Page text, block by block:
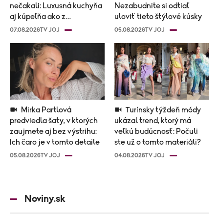
nečakali: Luxusná kuchyňa
aj kúpeľňa ako z
novostavby!
07.08.2026TV JOJ
Nezabudnite si odtiaľ
uloviť tieto štýlové kúsky
05.08.2026TV JOJ
predviedla šaty, v ktorých
zaujmete aj bez výstrihu:
Ich čaro je v tomto detaile
05.08.2026TV JOJ
ukázal trend, ktorý má
veľkú budúcnosť: Počuli
ste už o tomto materiáli?
04.08.2026TV JOJ
Noviny.sk